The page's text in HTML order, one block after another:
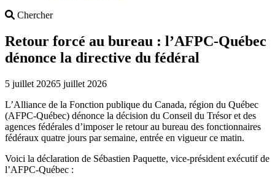
ChercherSearch
Retour forcé au bureau : l’AFPC-Québec
dénonce la directive du fédéral
5 juillet 20265 juillet 2026
L’Alliance de la Fonction publique du Canada, région du Québec
(AFPC-Québec) dénonce la décision du Conseil du Trésor et des
agences fédérales d’imposer le retour au bureau des fonctionnaires
fédéraux quatre jours par semaine, entrée en vigueur ce matin.
Voici la déclaration de Sébastien Paquette, vice-président exécutif de
l’AFPC-Québec :